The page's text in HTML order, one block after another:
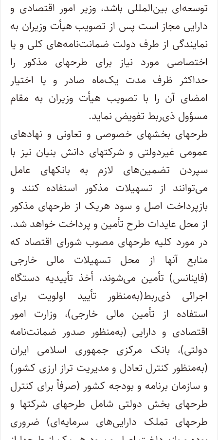
توسعه‌ای بین‌المللی ‌باشد، وزیر امور اقتصادی و
دارایی مجاز است پس از تصویب هیأت وزیران به
نمایندگی از طرف دولت ضمانت‌نامه‌های کلی و یا
اختصاصی مورد نیاز برای طرحهای مذکور را
حداکثر ظرف مدت یک‌ماه صادر و یا اختیار
امضای آن را با تصویب هیأت وزیران به مقام
مسؤول ذی‌ربط تفویض نماید.
طرحهای بخشهای خصوصی و تعاونی و نهادهای
عمومی غیردولتی و شرکتهای دانش بنیان نیز با
سپردن تضمین‌های لازم به بانکهای عامل
می‌توانند از تسهیلات مذکور استفاده کنند و
بازپرداخت اصل و سود هریک از طرحهای مذکور
از محل عایدات طرح تأمین و پرداخت خواهد شد.
در مورد کلیه طرحهای مصوب شورای اقتصاد که
منابع آنها از محل تسهیلات مالی خارجی
(فاینانس) تأمین می‌شوند، أخذ تأییدیه دستگاه
اجرائی ذی‌ربط(به‌منظور تأیید اولویت برای
استفاده از تأمین مالی خارجی)، وزارت امور
اقتصادی و دارایی (به‌منظور صدور ضمانت‌نامه
دولتی)، بانک مرکزی جمهوری اسلامی ایران
(به‌منظور کنترل تعادل و مدیریت تراز ارزی کشور)
و سازمان برنامه و بودجه کشور (صرفاً برای کنترل
طرحهای بخش دولتی شامل طرحهای شرکتها و
طرحهای تملک دارایی‌های سرمایه‌ای) ضروری